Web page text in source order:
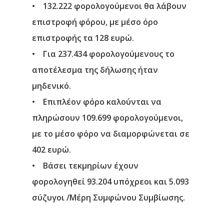
• 132.222 φορολογούμενοι θα λάβουν
επιστροφή φόρου, με μέσο όρο
επιστροφής τα 128 ευρώ.
• Για 237.434 φορολογούμενους το
αποτέλεσμα της δήλωσης ήταν
μηδενικό.
• Επιπλέον φόρο καλούνται να
πληρώσουν 109.699 φορολογούμενοι,
με το μέσο φόρο να διαμορφώνεται σε
402 ευρώ.
• Βάσει τεκμηρίων έχουν
φορολογηθεί 93.204 υπόχρεοι και 5.093
σύζυγοι /Μέρη Συμφώνου Συμβίωσης.